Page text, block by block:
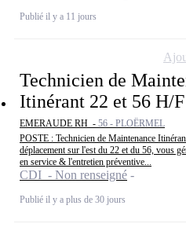
Publié il y a 11 jours
Technicien de
Itinérant 22 et 56 H/F
EMERAUDE RH - 56 - PLOËRMEL
POSTE : Technicien de Maintenance
déplacement sur l'est du 22 et du 56, vous
en service & l'entretien préventive...
CDI - Non renseigné
Publié il y a plus de 30 jours